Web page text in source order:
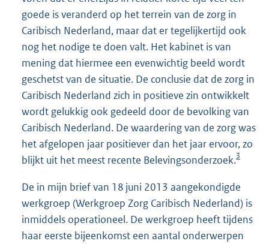
goede is veranderd op het terrein van de zorg in
Caribisch Nederland, maar dat er tegelijkertijd ook
nog het nodige te doen valt. Het kabinet is van
mening dat hiermee een evenwichtig beeld wordt
geschetst van de situatie. De conclusie dat de zorg in
Caribisch Nederland zich in positieve zin ontwikkelt
wordt gelukkig ook gedeeld door de bevolking van
Caribisch Nederland. De waardering van de zorg was
het afgelopen jaar positiever dan het jaar ervoor, zo
blijkt uit het meest recente Belevingsonderzoek.3
De in mijn brief van 18 juni 2013 aangekondigde
werkgroep (Werkgroep Zorg Caribisch Nederland) is
inmiddels operationeel. De werkgroep heeft tijdens
haar eerste bijeenkomst een aantal onderwerpen